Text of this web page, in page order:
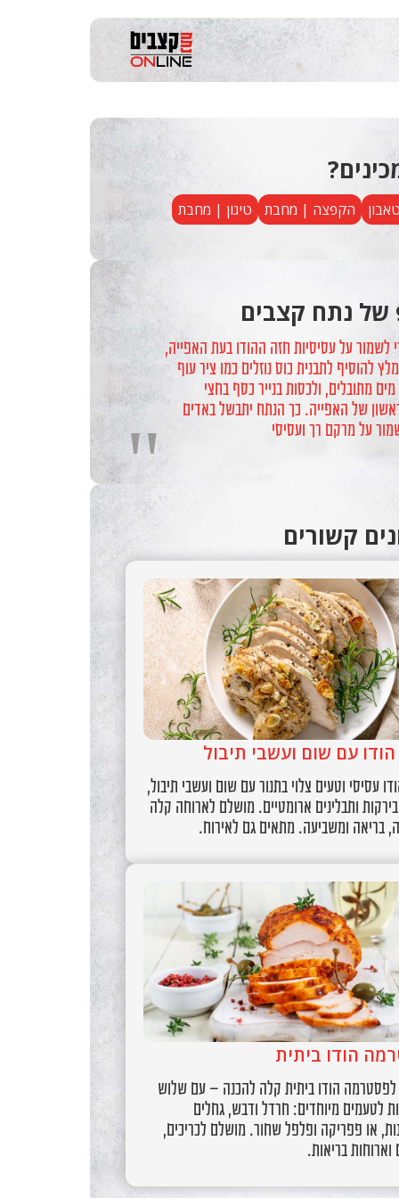
הקפצה | מחבת טיגון | מחבת
של נתח קצבים
לשמור על עסיסיות חזה ההודו בעת האפייה,
להוסיף לתבנית כוס נוזלים כמו ציר עוף
מים מתובלים, ולכסות בנייר כסף בחצי
של האפייה. כך הנתח יתבשל באדים
על מרקם רך ועסיסי
"
קשורים
עם שום ועשבי תיבול
עסיסי וטעים צלוי בתנור עם שום ועשבי תיבול,
ותבלינים ארומטיים. מושלם לארוחה קלה
בריאה ומשביעה. מתאים גם לאירוח.
הודו ביתית
לפסטרמה הודו ביתית קלה להכנה – עם שלוש
לטעמים מיוחדים: חרדל ודבש, גחלים
או פפריקה ופלפל שחור. מושלם לכריכים,
בריאות.